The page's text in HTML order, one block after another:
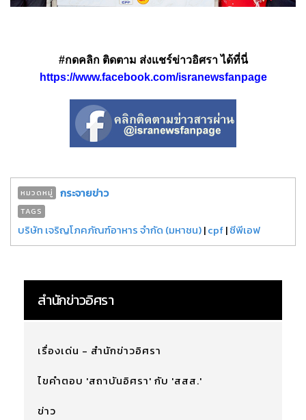
#กดคลิก ติดตาม ส่งแชร์ข่าวอิศรา ได้ที่นี่
https://www.facebook.com/isranewsfanpage
หมวดหมู่ กระจายข่าว
TAGS
บริษัท เจริญโภคภัณฑ์อาหาร จำกัด (มหาชน)|cpf|ซีพีเอฟ
สำนักข่าวอิศรา
เรื่องเด่น - สำนักข่าวอิศรา
ไขคำตอบ 'สถาบันอิศรา' กับ 'สสส.'
ข่าว